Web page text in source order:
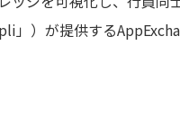
」）が提供する